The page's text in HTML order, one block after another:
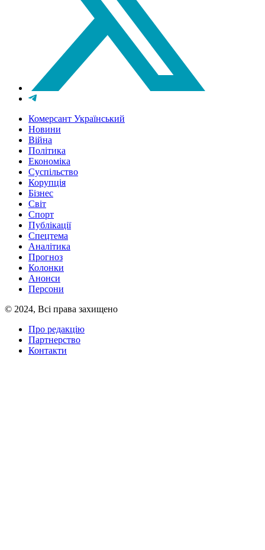
Комерсант Український
Новини
Війна
Політика
Економіка
Суспільство
Корупція
Бізнес
Світ
Спорт
Публікації
Спецтема
Аналітика
Прогноз
Колонки
Анонси
Персони
© 2024, Всі права захищено
Про редакцію
Партнерство
Контакти